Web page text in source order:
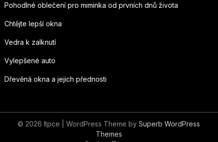
Pohodlné oblečení pro miminka od prvních dnů života
Chtějte lepší okna
Vedra k zalknutí
Vylepšené auto
Dřevěná okna a jejich přednosti
© 2026 Itpce | WordPress Theme bySuperb WordPress
Themes